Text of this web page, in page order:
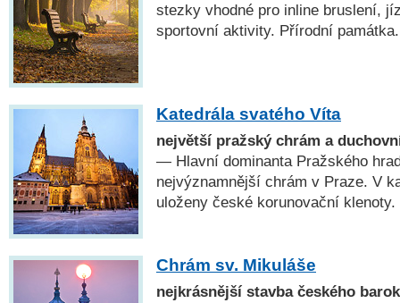
stezky vhodné pro inline bruslení,
sportovní aktivity. Přírodní památka.
Katedrála svatého Víta
největší pražský chrám a
— Hlavní dominanta Pražského
nejvýznamnější chrám v Praze. V
uloženy české korunovační klenoty.
Chrám sv. Mikuláše
nejkrásnější stavba českého